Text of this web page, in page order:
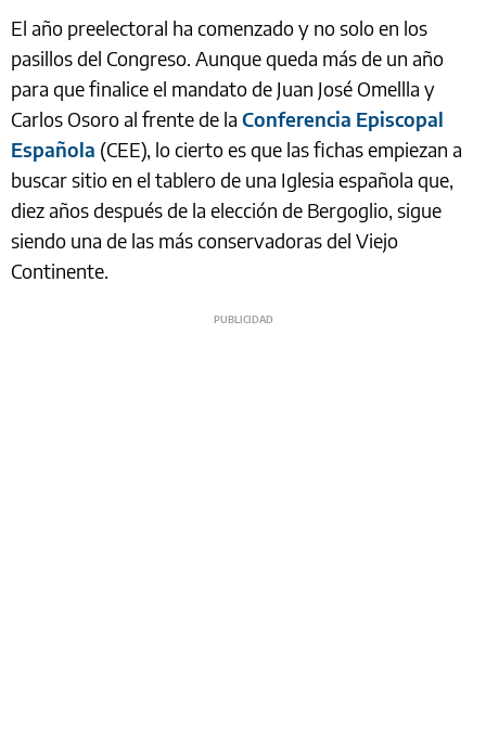
El año preelectoral ha comenzado y no solo en los
pasillos del Congreso. Aunque queda más de un año
para que finalice el mandato de Juan José Omellla y
Carlos Osoro al frente de la Conferencia Episcopal
Española (CEE), lo cierto es que las fichas empiezan a
buscar sitio en el tablero de una Iglesia española que,
diez años después de la elección de Bergoglio, sigue
siendo una de las más conservadoras del Viejo
Continente.